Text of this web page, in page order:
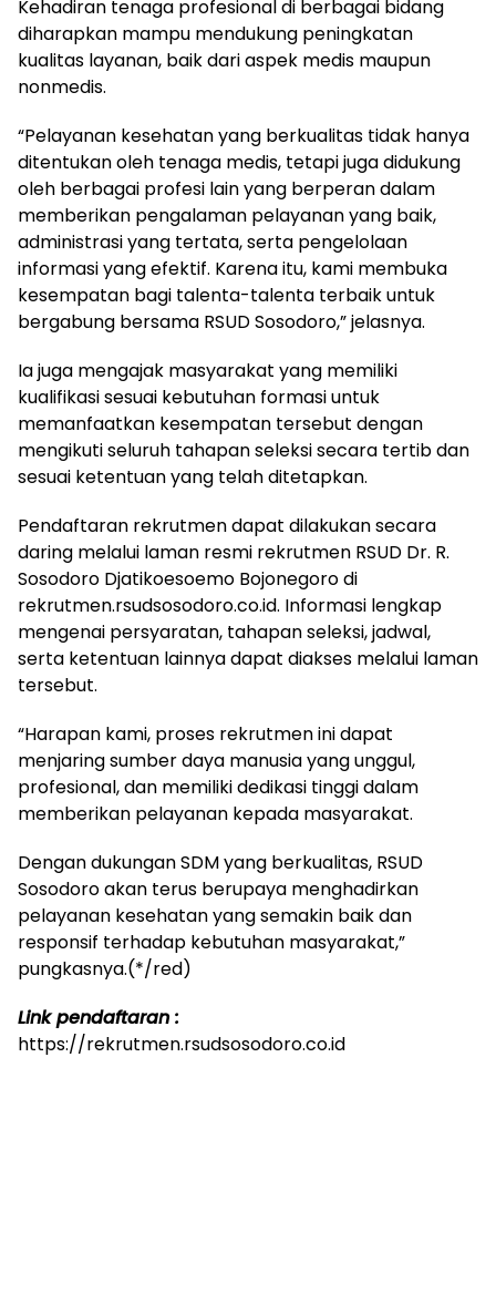
Kehadiran tenaga profesional di berbagai bidang
diharapkan mampu mendukung peningkatan
kualitas layanan, baik dari aspek medis maupun
nonmedis.
“Pelayanan kesehatan yang berkualitas tidak hanya
ditentukan oleh tenaga medis, tetapi juga didukung
oleh berbagai profesi lain yang berperan dalam
memberikan pengalaman pelayanan yang baik,
administrasi yang tertata, serta pengelolaan
informasi yang efektif. Karena itu, kami membuka
kesempatan bagi talenta-talenta terbaik untuk
bergabung bersama RSUD Sosodoro,” jelasnya.
Ia juga mengajak masyarakat yang memiliki
kualifikasi sesuai kebutuhan formasi untuk
memanfaatkan kesempatan tersebut dengan
mengikuti seluruh tahapan seleksi secara tertib dan
sesuai ketentuan yang telah ditetapkan.
Pendaftaran rekrutmen dapat dilakukan secara
daring melalui laman resmi rekrutmen RSUD Dr. R.
Sosodoro Djatikoesoemo Bojonegoro di
rekrutmen.rsudsosodoro.co.id. Informasi lengkap
mengenai persyaratan, tahapan seleksi, jadwal,
serta ketentuan lainnya dapat diakses melalui laman
tersebut.
“Harapan kami, proses rekrutmen ini dapat
menjaring sumber daya manusia yang unggul,
profesional, dan memiliki dedikasi tinggi dalam
memberikan pelayanan kepada masyarakat.
Dengan dukungan SDM yang berkualitas, RSUD
Sosodoro akan terus berupaya menghadirkan
pelayanan kesehatan yang semakin baik dan
responsif terhadap kebutuhan masyarakat,”
pungkasnya.(*/red)
Link pendaftaran :
https://rekrutmen.rsudsosodoro.co.id